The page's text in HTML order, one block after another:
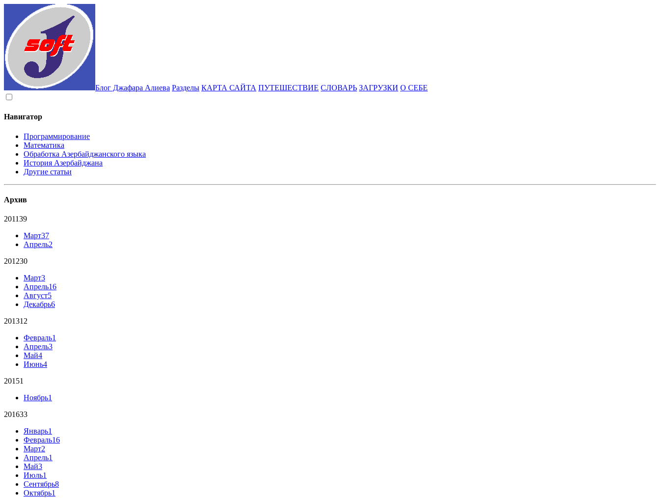
Блог Джафара Алиева Разделы КАРТА САЙТА ПУТЕШЕСТВИЕ СЛОВАРЬ ЗАГРУЗКИ О СЕБЕ
Навигатор
Программирование
Математика
Обработка Азербайджанского языка
История Азербайджана
Другие статьи
Архив
201139
Март37
Апрель2
201230
Март3
Апрель16
Август5
Декабрь6
201312
Февраль1
Апрель3
Май4
Июнь4
20151
Ноябрь1
201633
Январь1
Февраль16
Март2
Апрель1
Май3
Июль1
Сентябрь8
Октябрь1